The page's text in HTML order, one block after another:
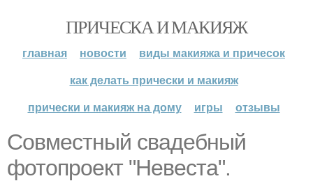
ПРИЧЕСКА И МАКИЯЖ
главная новости
виды макияжа и причесок
как делать прически и макияж
прически и макияж на дому
игры отзывы
Совместный свадебный
фотопроект "Невеста".